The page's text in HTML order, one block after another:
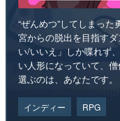
“ぜんめつ”してしまっ
宮からの脱出を目指す
い/いいえ」しか喋れず
い人形になっていて、
選ぶのは、あなたです。
インディー RPG